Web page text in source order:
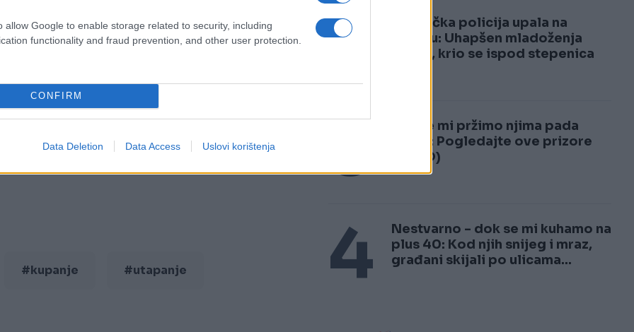
allow Google to enable storage related to security, including
functionality and fraud prevention, and other user protection.
CONFIRM
Data Deletion Data Access Uslovi korištenja
nakratko pobrinula za svoje drugo dijete i usput
da je malena Zayla u kadii, bilo je prekasno.
par minuta, no istraga je pokazala da se radilo o
a Cheyenne je u policijskoj izjavi rekla da
Sun. Beba je odvezena u bolnicu u kojoj su
GoFundMe objavljena je priča o
a majka će biti optužena za ubojstvo iz nehaja.
#kupanje #utapanje
2
Njemačka policija upala na
svadbu: Uhapšen mladoženja
Marko, krio se ispod stepenica
3
Dok se mi pržimo njima pada
snijeg: Pogledajte ove prizore
(VIDEO)
4
Nestvarno - dok se mi kuhamo na
plus 40: Kod njih snijeg i mraz,
građani skijali po ulicama...